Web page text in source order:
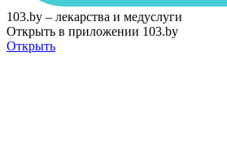
103.by – лекарства и медуслуги
Открыть в приложении 103.by
Открыть